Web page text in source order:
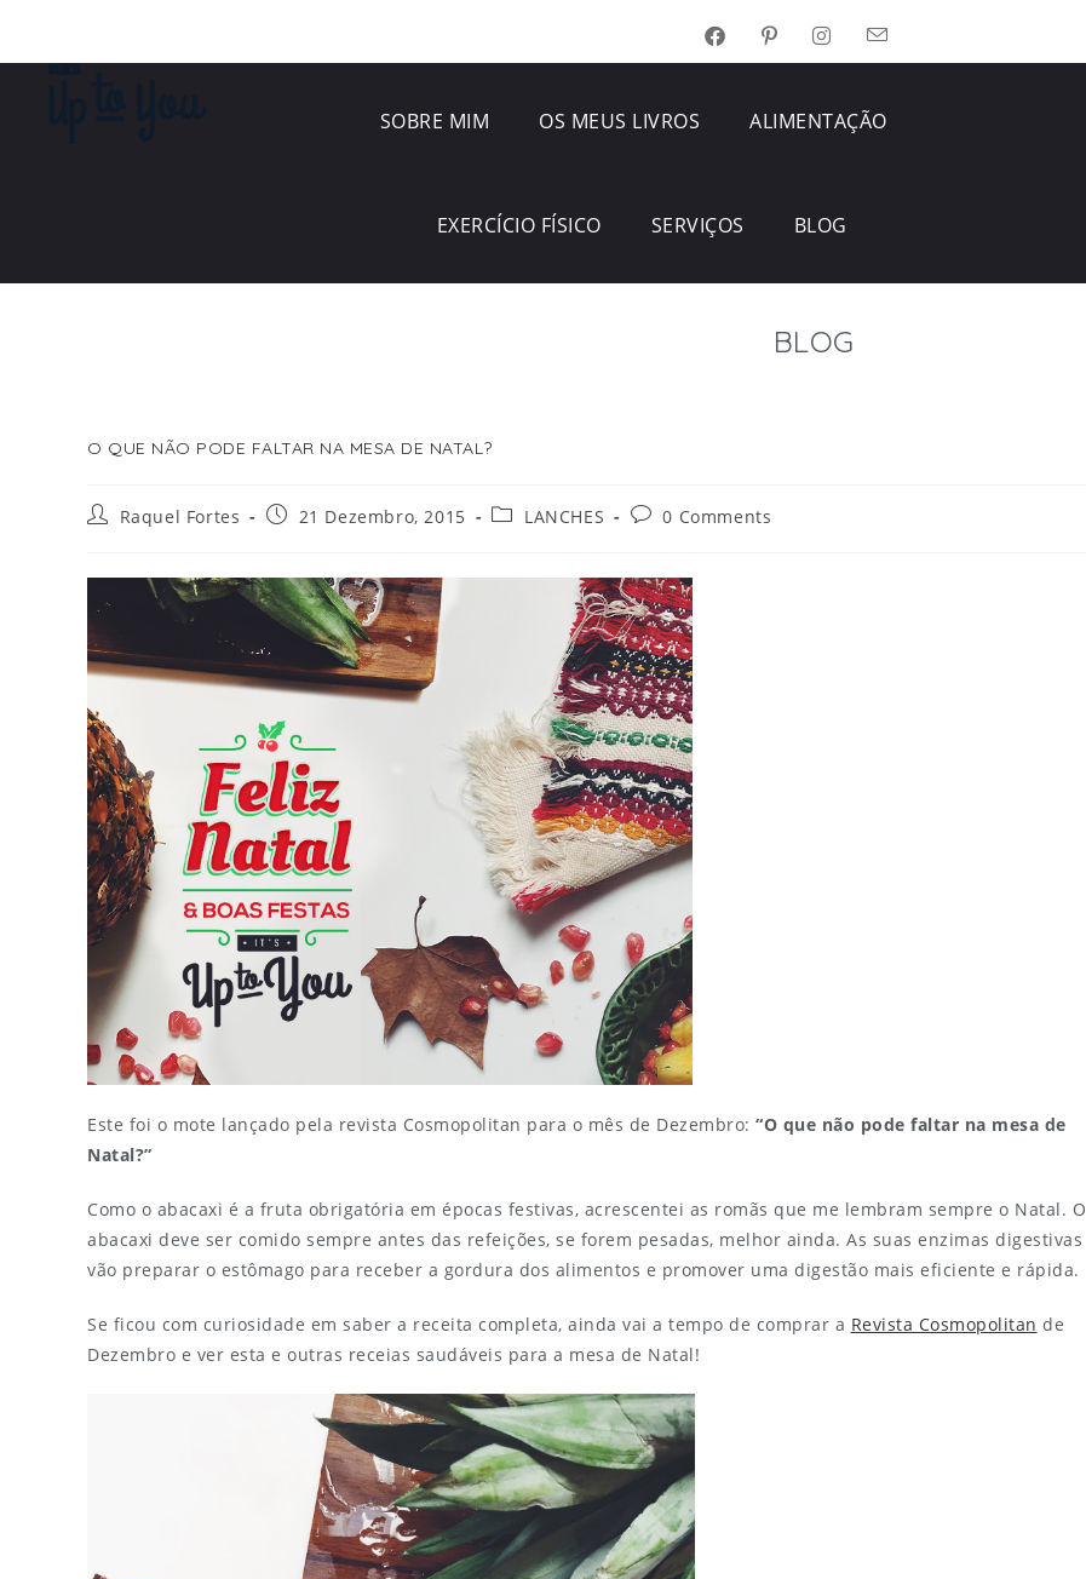
SOBRE MIM OS MEUS LIVROS ALIMENTAÇÃO
EXERCÍCIO FÍSICO SERVIÇOS BLOG
BLOG
O QUE NÃO PODE FALTAR NA MESA DE NATAL?
Raquel Fortes 21 Dezembro, 2015 LANCHES 0 Comments
Este foi o mote lançado pela revista Cosmopolitan para o mês de Dezembro: “O que não pode faltar na mesa de
Natal?”
Como o abacaxi é a fruta obrigatória em épocas festivas, acrescentei as romãs que me lembram sempre o Natal. O
abacaxi deve ser comido sempre antes das refeições, se forem pesadas, melhor ainda. As suas enzimas digestivas
vão preparar o estômago para receber a gordura dos alimentos e promover uma digestão mais eficiente e rápida.
Se ficou com curiosidade em saber a receita completa, ainda vai a tempo de comprar a Revista Cosmopolitan de
Dezembro e ver esta e outras receias saudáveis para a mesa de Natal!